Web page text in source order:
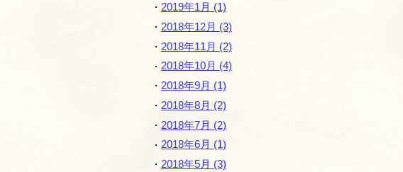
2019年1月 (1)
2018年12月 (3)
2018年11月 (2)
2018年10月 (4)
2018年9月 (1)
2018年8月 (2)
2018年7月 (2)
2018年6月 (1)
2018年5月 (3)